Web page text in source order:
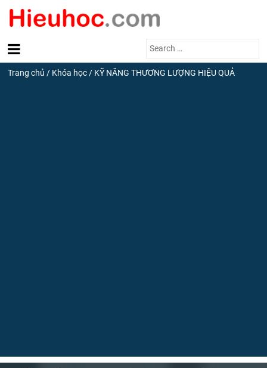
Search
Trang chủ / Khóa học / KỸ NĂNG THƯƠNG LƯỢNG HIỆU QUẢ